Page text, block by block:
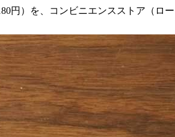
円）を、コンビニエンスストア（ロ